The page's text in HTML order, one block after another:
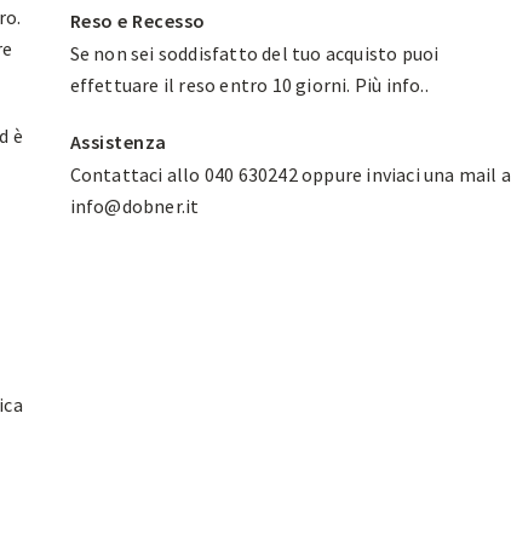
è
Reso e Recesso
Se non sei soddisfatto del tuo acquisto puoi
effettuare il reso entro 10 giorni. Più info..
Assistenza
Contattaci allo 040 630242 oppure inviaci una mail a
info@dobner.it